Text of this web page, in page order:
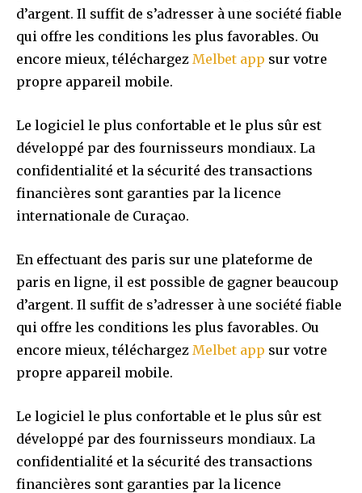
d’argent. Il suffit de s’adresser à une société fiable
qui offre les conditions les plus favorables. Ou
encore mieux, téléchargez Melbet app sur votre
propre appareil mobile.
Le logiciel le plus confortable et le plus sûr est
développé par des fournisseurs mondiaux. La
confidentialité et la sécurité des transactions
financières sont garanties par la licence
internationale de Curaçao.
En effectuant des paris sur une plateforme de
paris en ligne, il est possible de gagner beaucoup
d’argent. Il suffit de s’adresser à une société fiable
qui offre les conditions les plus favorables. Ou
encore mieux, téléchargez Melbet app sur votre
propre appareil mobile.
Le logiciel le plus confortable et le plus sûr est
développé par des fournisseurs mondiaux. La
confidentialité et la sécurité des transactions
financières sont garanties par la licence